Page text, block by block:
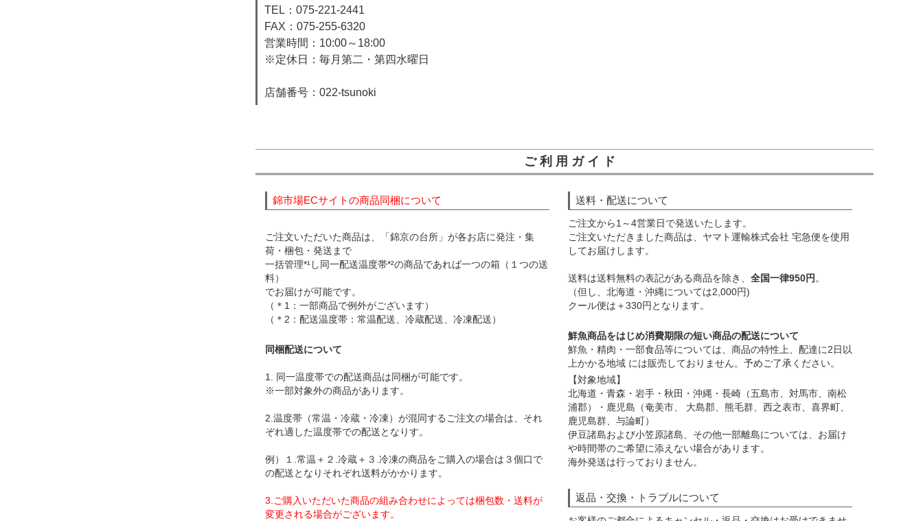
TEL：075-221-2441
FAX：075-255-6320
営業時間：10:00～18:00
※定休日：毎月第二・第四水曜日
店舗番号：022-tsunoki
ご 利 用 ガ イ ド
錦市場ECサイトの商品同梱について
ご注文いただいた商品は、「錦京の台所」が各お店に発注・集
荷・梱包・発送まで
一括管理*¹し同一配送温度帯*²の商品であれば一つの箱（１つの送
料）
でお届けが可能です。
（＊1：一部商品で例外がございます）
（＊2：配送温度帯：常温配送、冷蔵配送、冷凍配送）
同梱配送について
1. 同一温度帯での配送商品は同梱が可能です。
※一部対象外の商品があります。
2.温度帯（常温・冷蔵・冷凍）が混同するご注文の場合は、それ
ぞれ適した温度帯での配送となりす。
例）１.常温＋２.冷蔵＋３.冷凍の商品をご購入の場合は３個口で
の配送となりそれぞれ送料がかかります。
3.ご購入いただいた商品の組み合わせによっては梱包数・送料が
変更される場合がございます。
送料・配送について
ご注文から1～4営業日で発送いたします。
ご注文いただきました商品は、ヤマト運輸株式会社 宅急便を使用
してお届けします。
送料は送料無料の表記がある商品を除き、 全国一律950円 。
（但し、北海道・沖縄については2,000円)
クール便は＋330円となります。
鮮魚商品をはじめ消費期限の短い商品の配送について
鮮魚・精肉・一部食品等については、商品の特性上、配達に2日以
上かかる地域 には販売しておりません。予めご了承ください。
【対象地域】
北海道・青森・岩手・秋田・沖縄・長崎（五島市、対馬市、南松
浦郡）・鹿児島（奄美市、 大島郡、熊毛群、西之表市、喜界町、
鹿児島群、与論町）
伊豆諸島および小笠原諸島、その他一部離島については、お届け
や時間帯のご希望に添えない場合があります。
海外発送は行っておりません。
返品・交換・トラブルについて